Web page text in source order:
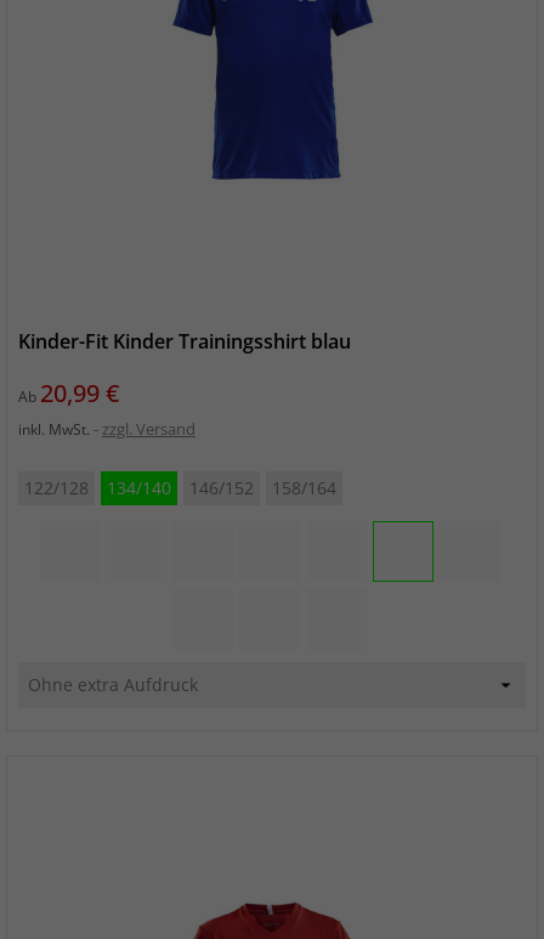
Kinder-Fit Kinder Trainingsshirt blau
Ab Preis
20,99 €
inkl. MwSt. zzgl. Versand
122/128 134/140 146/152 158/164